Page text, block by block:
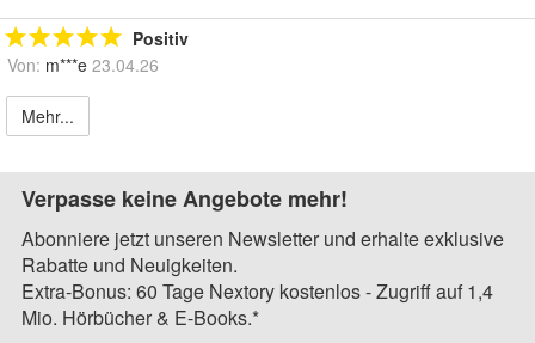
Positiv
Von: m***e 23.04.26
Mehr...
Verpasse keine Angebote mehr!
Abonniere jetzt unseren Newsletter und erhalte exklusive
Rabatte und Neuigkeiten.
Extra-Bonus: 60 Tage Nextory kostenlos - Zugriff auf 1,4
Mio. Hörbücher & E-Books.*